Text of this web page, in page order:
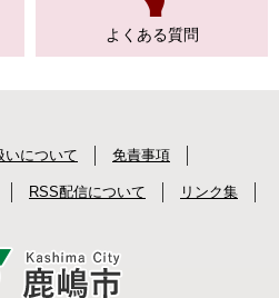
よくある質問
いについて 免責事項
RSS配信について リンク集